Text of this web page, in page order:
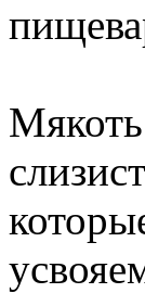
Мякоть